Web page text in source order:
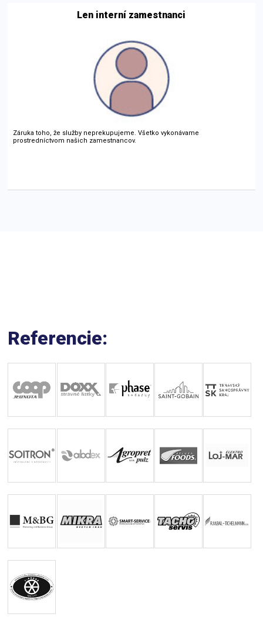
Len interní zamestnanci
Záruka toho, že služby neprekupujeme. Všetko vykonávame
prostredníctvom našich zamestnancov.
Referencie: